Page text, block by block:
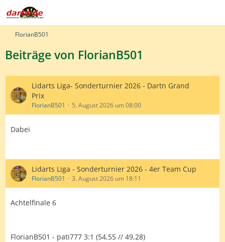
FlorianB501
Beiträge von FlorianB501
Lidarts Liga- Sonderturnier 2026 - Dartn Grand
Prix
FlorianB501 5. August 2026 um 08:00
Dabei
Lidarts Liga - Sonderturnier 2026 - 4er Team Cup
FlorianB501 3. August 2026 um 18:11
Achtelfinale 6
FlorianB501 - pati777 3:1 (54,55 // 49,28)